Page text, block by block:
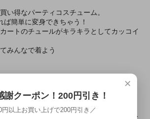
い得なパーティコスチューム。
ば簡単に変身できちゃう！
ートのチュールがキラキラとしてカッコイ
みんなで着よう
～101cm W：～88cm H：～99cm
スト：88cm 着丈：上衣63cm、スカート
×
謝クーポン！200円引き！
円以上お買い上げで200円引き／